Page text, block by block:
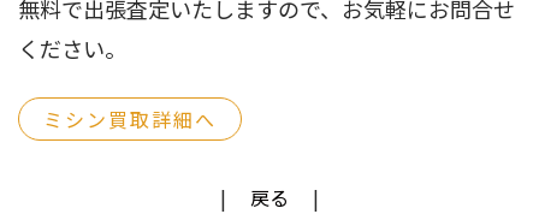
無料で出張査定いたしますので、お気軽にお問合せ
ください。
ミシン買取詳細へ
戻る